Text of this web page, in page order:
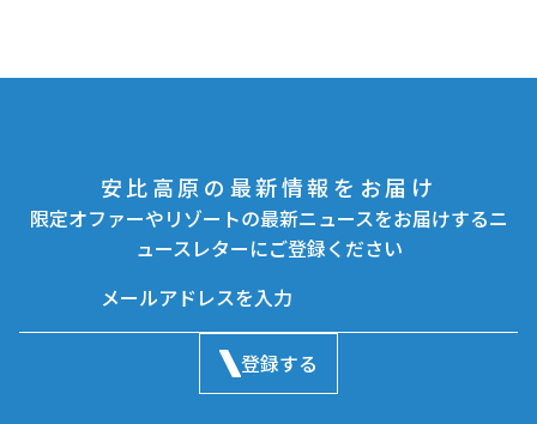
安比高原の最新情報をお届け
限定オファーやリゾートの最新ニュースをお届けするニ
ュースレターにご登録ください
登録する